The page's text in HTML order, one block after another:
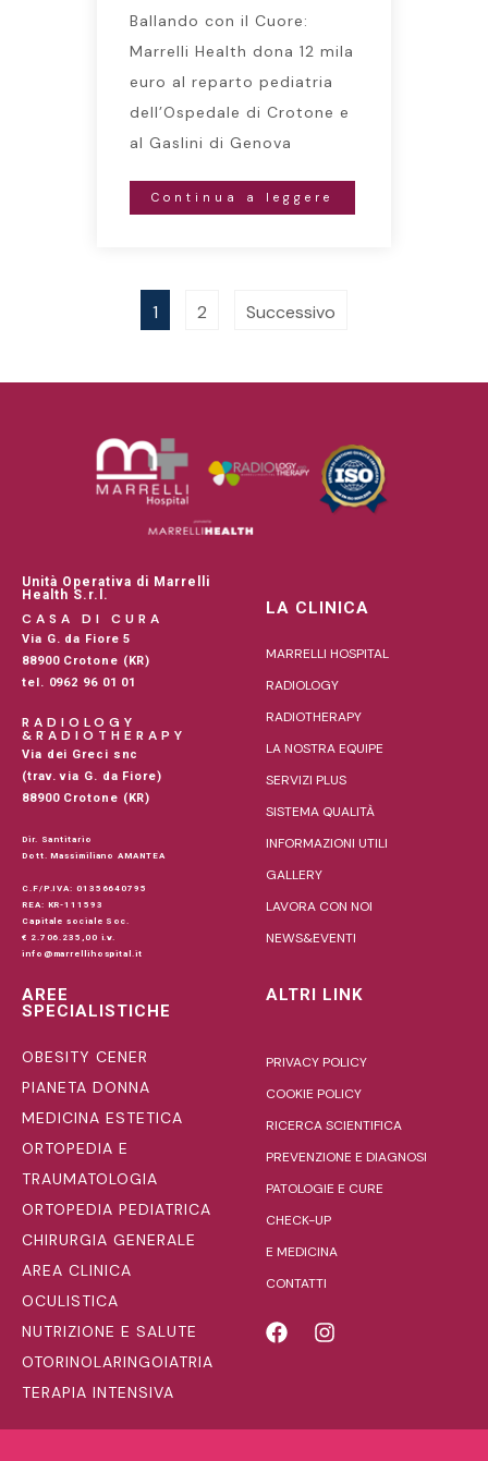
Ballando con il Cuore:
Marrelli Health dona 12 mila
euro al reparto pediatria
dell’Ospedale di Crotone e
al Gaslini di Genova
Continua a leggere
1 2 Successivo
Unità Operativa di Marrelli
Health S.r.l.
CASA DI CURA
Via G. da Fiore 5
88900 Crotone (KR)
tel. 0962 96 01 01
RADIOLOGY
&RADIOTHERAPY
Via dei Greci snc
(trav. via G. da Fiore)
88900 Crotone (KR)
Dir. Santitario
Dott. Massimiliano AMANTEA
C.F/P.IVA: 01356640795
REA: KR-111593
Capitale sociale Soc.
€ 2.706.235,00 i.v.
info@marrellihospital.it
LA CLINICA
MARRELLI HOSPITAL
RADIOLOGY
RADIOTHERAPY
LA NOSTRA EQUIPE
SERVIZI PLUS
SISTEMA QUALITÀ
INFORMAZIONI UTILI
GALLERY
LAVORA CON NOI
NEWS&EVENTI
AREE
SPECIALISTICHE
OBESITY CENER
PIANETA DONNA
MEDICINA ESTETICA
ORTOPEDIA E
TRAUMATOLOGIA
ORTOPEDIA PEDIATRICA
CHIRURGIA GENERALE
AREA CLINICA
OCULISTICA
NUTRIZIONE E SALUTE
OTORINOLARINGOIATRIA
TERAPIA INTENSIVA
ALTRI LINK
PRIVACY POLICY
COOKIE POLICY
RICERCA SCIENTIFICA
PREVENZIONE E DIAGNOSI
PATOLOGIE E CURE
CHECK-UP
E MEDICINA
CONTATTI